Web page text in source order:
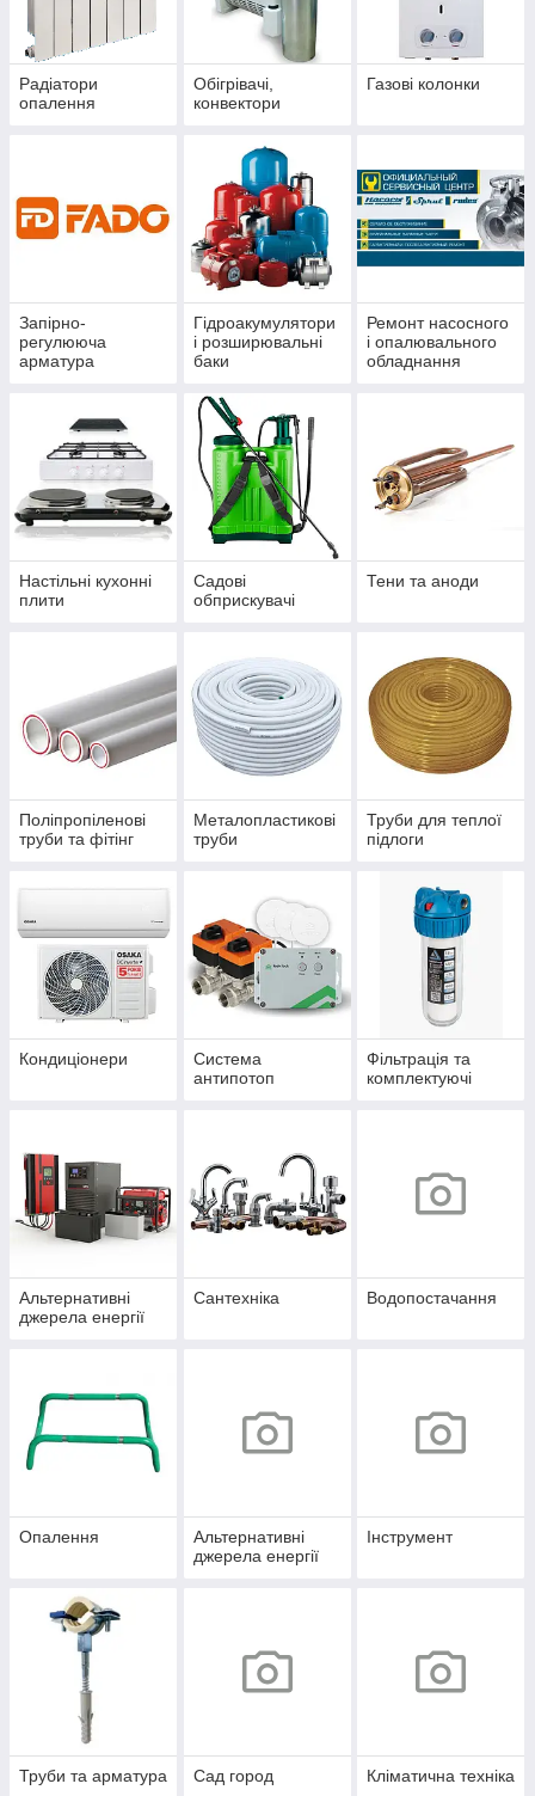
Радіатори
опалення
Обігрівачі,
конвектори
Газові колонки
Запірно-
регулююча
арматура
Гідроакумулятори
і розширювальні
баки
Ремонт насосного
і опалювального
обладнання
Настільні кухонні
плити
Садові
обприскувачі
Тени та аноди
Поліпропіленові
труби та фітінг
Металопластикові
труби
Труби для теплої
підлоги
Кондиціонери
Система
антипотоп
Фільтрація та
комплектуючі
Альтернативні
джерела енергії
Сантехніка Водопостачання
Опалення
Альтернативні
джерела енергії
Інструмент
Труби та арматура Сад город Кліматична техніка